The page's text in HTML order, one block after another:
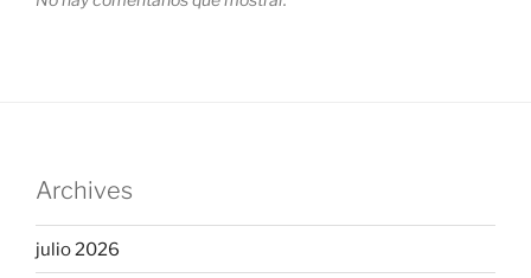
Archives
julio 2026